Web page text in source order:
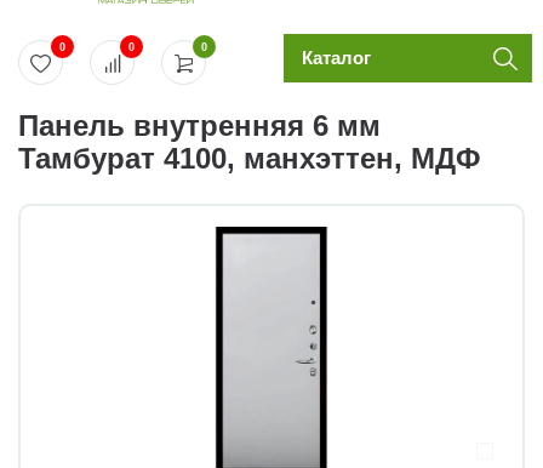
0
0 0 Каталог
Панель внутренняя 6 мм
Тамбурат 4100, манхэттен, МДФ